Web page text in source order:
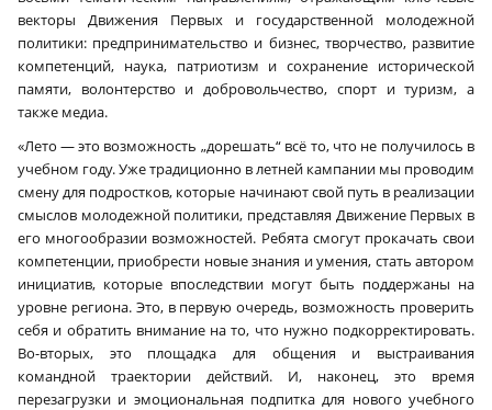
векторы Движения Первых и государственной молодежной
политики: предпринимательство и бизнес, творчество, развитие
компетенций, наука, патриотизм и сохранение исторической
памяти, волонтерство и добровольчество, спорт и туризм, а
также медиа.
«Лето — это возможность „дорешать“ всё то, что не получилось в
учебном году. Уже традиционно в летней кампании мы проводим
смену для подростков, которые начинают свой путь в реализации
смыслов молодежной политики, представляя Движение Первых в
его многообразии возможностей. Ребята смогут прокачать свои
компетенции, приобрести новые знания и умения, стать автором
инициатив, которые впоследствии могут быть поддержаны на
уровне региона. Это, в первую очередь, возможность проверить
себя и обратить внимание на то, что нужно подкорректировать.
Во-вторых, это площадка для общения и выстраивания
командной траектории действий. И, наконец, это время
перезагрузки и эмоциональная подпитка для нового учебного